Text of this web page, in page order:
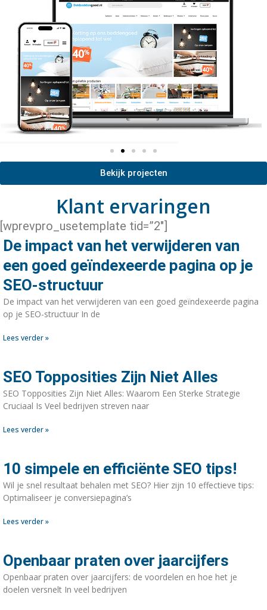
Bekijk projecten
Klant ervaringen
[wprevpro_usetemplate tid=”2″]
De impact van het verwijderen van
een goed geïndexeerde pagina op je
SEO-structuur
De impact van het verwijderen van een goed geïndexeerde pagina
op je SEO-structuur In de
Lees verder »
SEO Topposities Zijn Niet Alles
SEO Topposities Zijn Niet Alles: Waarom Een Sterke Strategie
Cruciaal Is Veel bedrijven streven naar
Lees verder »
10 simpele en efficiënte SEO tips!
Wil je snel resultaat behalen met SEO? Hier zijn 10 effectieve tips:
Optimaliseer je conversiepagina’s
Lees verder »
Openbaar praten over jaarcijfers
Openbaar praten over jaarcijfers: de voordelen en hoe het je
doelen versnelt In veel bedrijven